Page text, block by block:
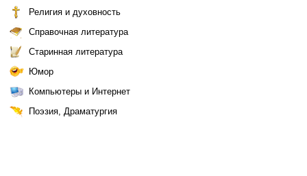
Религия и духовность
Справочная литература
Старинная литература
Юмор
Компьютеры и Интернет
Поэзия, Драматургия